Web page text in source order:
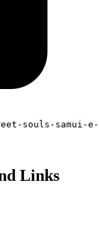
souls-samui-e-
Links